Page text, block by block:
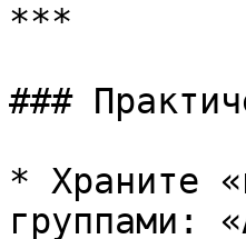
***
###
* Храните
группами: